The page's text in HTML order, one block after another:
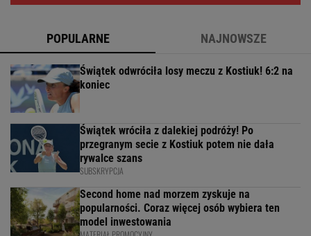
POPULARNE NAJNOWSZE
Świątek odwróciła losy meczu z Kostiuk! 6:2 na
koniec
Świątek wróciła z dalekiej podróży! Po
przegranym secie z Kostiuk potem nie dała
rywalce szans
SUBSKRYPCJA
Second home nad morzem zyskuje na
popularności. Coraz więcej osób wybiera ten
model inwestowania